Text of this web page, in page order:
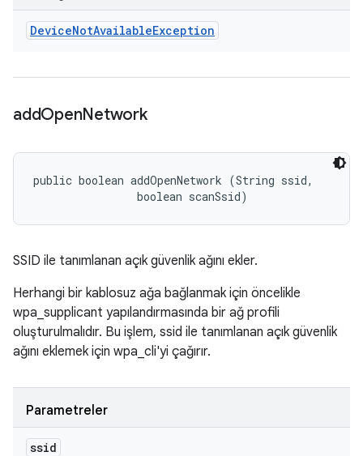
DeviceNotAvailableException
addOpenNetwork
public boolean addOpenNetwork (String ssid,
                boolean scanSsid)
SSID ile tanımlanan açık güvenlik ağını ekler.
Herhangi bir kablosuz ağa bağlanmak için öncelikle
wpa_supplicant yapılandırmasında bir ağ profili
oluşturulmalıdır. Bu işlem, ssid ile tanımlanan açık güvenlik
ağını eklemek için wpa_cli'yi çağırır.
Parametreler
ssid